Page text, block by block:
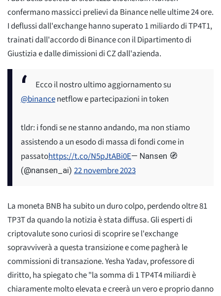
confermano massicci prelievi da Binance nelle ultime 24 ore.
I deflussi dall'exchange hanno superato 1 miliardo di TP4T1,
trainati dall'accordo di Binance con il Dipartimento di
Giustizia e dalle dimissioni di CZ dall'azienda.
Ecco il nostro ultimo aggiornamento su
@binancenetflow e partecipazioni in token
tldr: i fondi se ne stanno andando, ma non stiamo
assistendo a un esodo di massa di fondi come in
passatohttps://t.co/N5pJtABi0E— Nansen 🧭
(@nansen_ai) 22 novembre 2023
La moneta BNB ha subito un duro colpo, perdendo oltre 81
TP3T da quando la notizia è stata diffusa. Gli esperti di
criptovalute sono curiosi di scoprire se l'exchange
sopravviverà a questa transizione e come pagherà le
commissioni di transazione. Yesha Yadav, professore di
diritto, ha spiegato che "la somma di 1 TP4T4 miliardi è
chiaramente molto elevata e creerà un vero e proprio danno